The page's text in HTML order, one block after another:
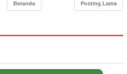
Posting Lama
Beranda